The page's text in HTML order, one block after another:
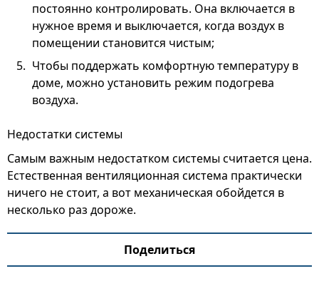
постоянно контролировать. Она включается в
нужное время и выключается, когда воздух в
помещении становится чистым;
Чтобы поддержать комфортную температуру в
доме, можно установить режим подогрева
воздуха.
Недостатки системы
Самым важным недостатком системы считается цена.
Естественная вентиляционная система практически
ничего не стоит, а вот механическая обойдется в
несколько раз дороже.
Поделиться